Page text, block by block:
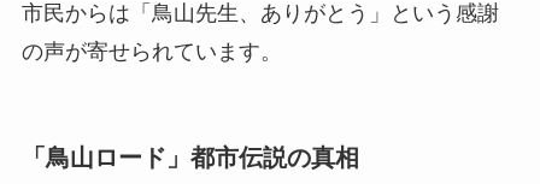
市民からは「鳥山先生、ありがとう」という感謝
の声が寄せられています。
「鳥山ロード」都市伝説の真相